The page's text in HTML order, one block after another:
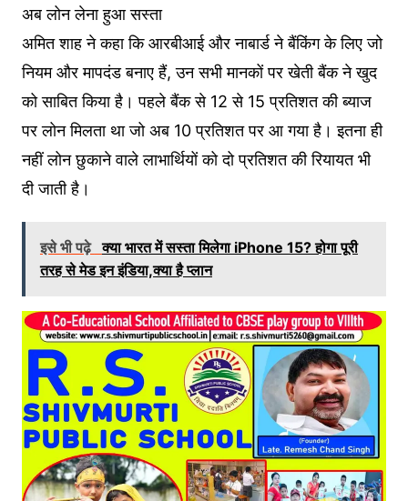
अब लोन लेना हुआ सस्ता
अमित शाह ने कहा कि आरबीआई और नाबार्ड ने बैंकिंग के लिए जो
नियम और मापदंड बनाए हैं, उन सभी मानकों पर खेती बैंक ने खुद
को साबित किया है। पहले बैंक से 12 से 15 प्रतिशत की ब्याज
पर लोन मिलता था जो अब 10 प्रतिशत पर आ गया है। इतना ही
नहीं लोन छुकाने वाले लाभार्थियों को दो प्रतिशत की रियायत भी
दी जाती है।
इसे भी पढ़े क्या भारत में सस्ता मिलेगा iPhone 15? होगा पूरी
तरह से मेड इन इंडिया,क्या है प्लान